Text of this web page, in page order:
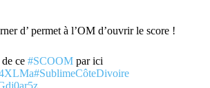
d’ permet à l’OM d’ouvrir le score !
ce #SCOOMpar ici
#SublimeCôteDivoire